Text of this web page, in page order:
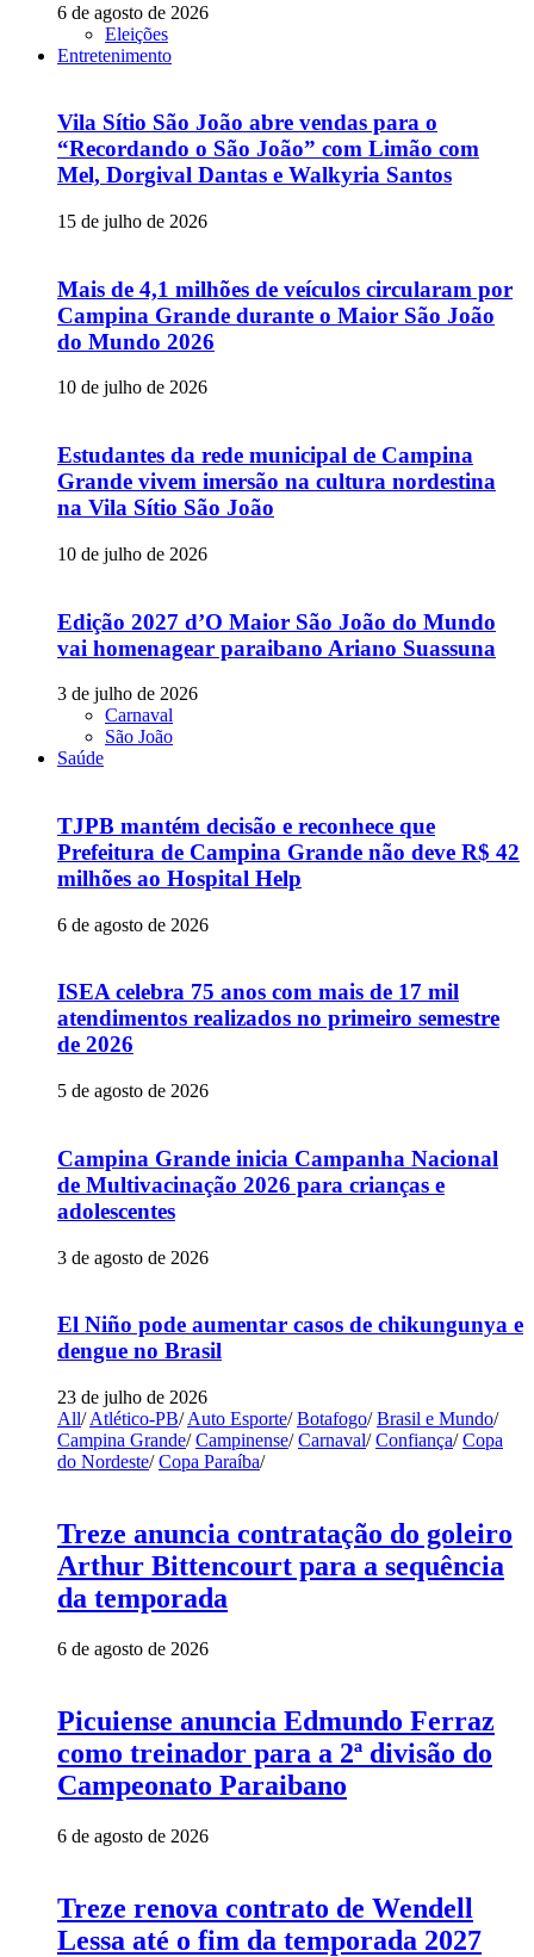
6 de agosto de 2026
Eleições
Entretenimento
Vila Sítio São João abre vendas para o
“Recordando o São João” com Limão com
Mel, Dorgival Dantas e Walkyria Santos
15 de julho de 2026
Mais de 4,1 milhões de veículos circularam por
Campina Grande durante o Maior São João
do Mundo 2026
10 de julho de 2026
Estudantes da rede municipal de Campina
Grande vivem imersão na cultura nordestina
na Vila Sítio São João
10 de julho de 2026
Edição 2027 d’O Maior São João do Mundo
vai homenagear paraibano Ariano Suassuna
3 de julho de 2026
Carnaval
São João
Saúde
TJPB mantém decisão e reconhece que
Prefeitura de Campina Grande não deve R$ 42
milhões ao Hospital Help
6 de agosto de 2026
ISEA celebra 75 anos com mais de 17 mil
atendimentos realizados no primeiro semestre
de 2026
5 de agosto de 2026
Campina Grande inicia Campanha Nacional
de Multivacinação 2026 para crianças e
adolescentes
3 de agosto de 2026
El Niño pode aumentar casos de chikungunya e
dengue no Brasil
23 de julho de 2026
All/ Atlético-PB/ Auto Esporte/ Botafogo/ Brasil e Mundo/
Campina Grande/ Campinense/ Carnaval/ Confiança/ Copa
do Nordeste/ Copa Paraíba/
Treze anuncia contratação do goleiro
Arthur Bittencourt para a sequência
da temporada
6 de agosto de 2026
Picuiense anuncia Edmundo Ferraz
como treinador para a 2ª divisão do
Campeonato Paraibano
6 de agosto de 2026
Treze renova contrato de Wendell
Lessa até o fim da temporada 2027